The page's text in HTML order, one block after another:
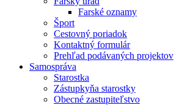
Farské oznamy
Šport
Cestovný poriadok
Kontaktný formulár
Prehľad podávaných projektov
Samospráva
Starostka
Zástupkyňa starostky
Obecné zastupiteľstvo